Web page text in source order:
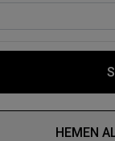
HEMEN